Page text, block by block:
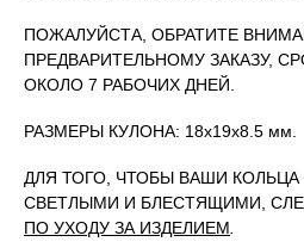
ПОЖАЛУЙСТА, ОБРАТИТЕ
ПРЕДВАРИТЕЛЬНОМУ ЗАКАЗУ,
ОКОЛО 7 РАБОЧИХ ДНЕЙ.
РАЗМЕРЫ КУЛОНА: 18х19х8.5 мм.
ДЛЯ ТОГО, ЧТОБЫ ВАШИ
СВЕТЛЫМИ И БЛЕСТЯЩИМИ,
ПО УХОДУ ЗА ИЗДЕЛИЕМ.